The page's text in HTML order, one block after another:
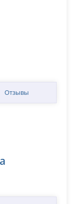
Отзывы